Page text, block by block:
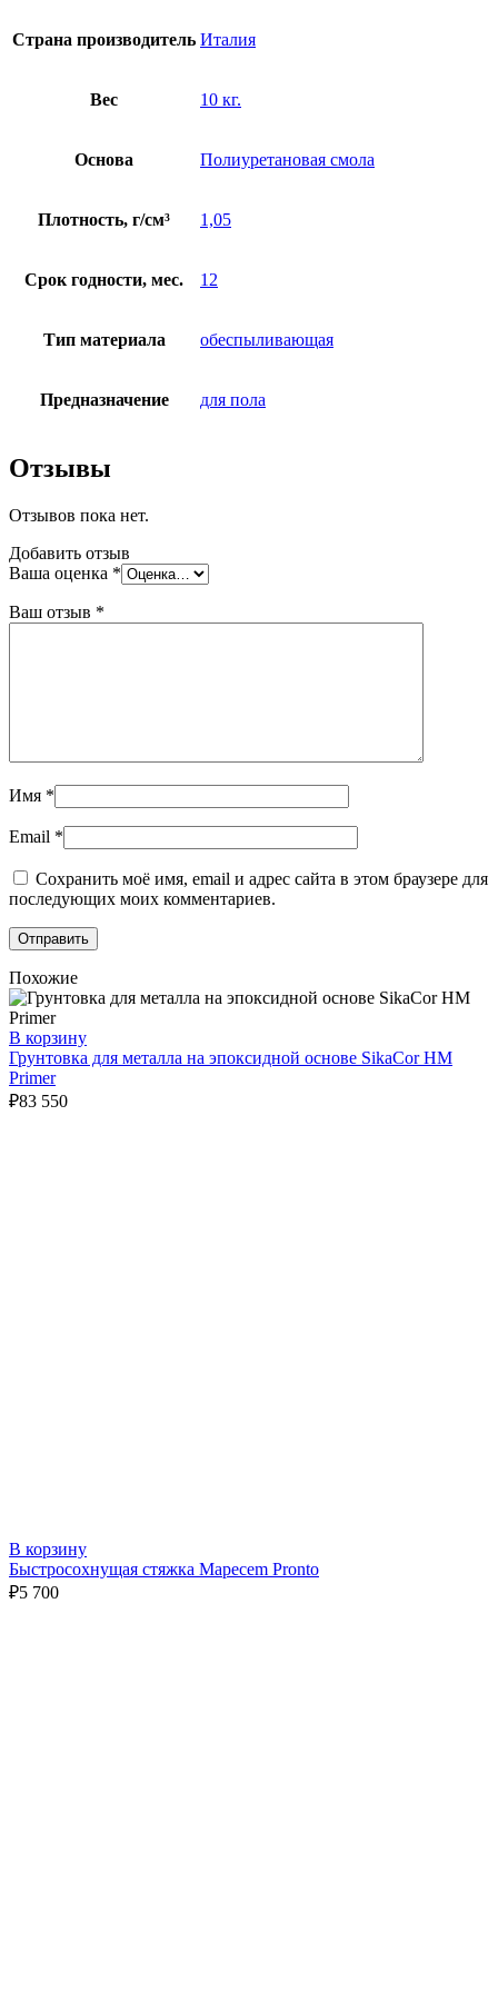
Страна производитель Италия
Вес 10 кг.
Основа Полиуретановая смола
Плотность, г/см³ 1,05
Срок годности, мес. 12
Тип материала обеспыливающая
Предназначение для пола
Отзывы
Отзывов пока нет.
Добавить отзыв
Ваша оценка *
Ваш отзыв *
Имя *
Email *
Сохранить моё имя, email и адрес сайта в этом браузере для
последующих моих комментариев.
Похожие
В корзину
Грунтовка для металла на эпоксидной основе SikaCor HM
Primer
₽83 550
В корзину
Быстросохнущая стяжка Mapecem Pronto
₽5 700